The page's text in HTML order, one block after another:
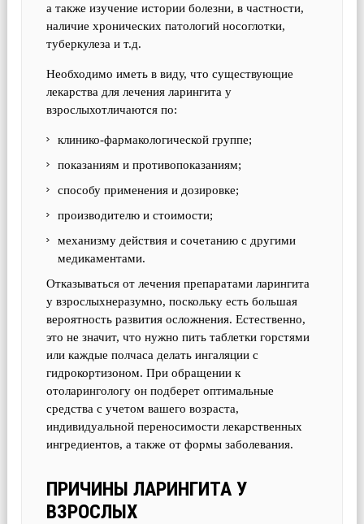
а также изучение истории болезни, в частности,
наличие хронических патологий носоглотки,
туберкулеза и т.д.
Необходимо иметь в виду, что существующие
лекарства для лечения ларингита у
взрослыхотличаются по:
клинико-фармакологической группе;
показаниям и противопоказаниям;
способу применения и дозировке;
производителю и стоимости;
механизму действия и сочетанию с другими
медикаментами.
Отказываться от лечения препаратами ларингита
у взрослыхнеразумно, поскольку есть большая
вероятность развития осложнения. Естественно,
это не значит, что нужно пить таблетки горстями
или каждые полчаса делать ингаляции с
гидрокортизоном. При обращении к
отоларингологу он подберет оптимальные
средства с учетом вашего возраста,
индивидуальной переносимости лекарственных
ингредиентов, а также от формы заболевания.
ПРИЧИНЫ ЛАРИНГИТА У
ВЗРОСЛЫХ